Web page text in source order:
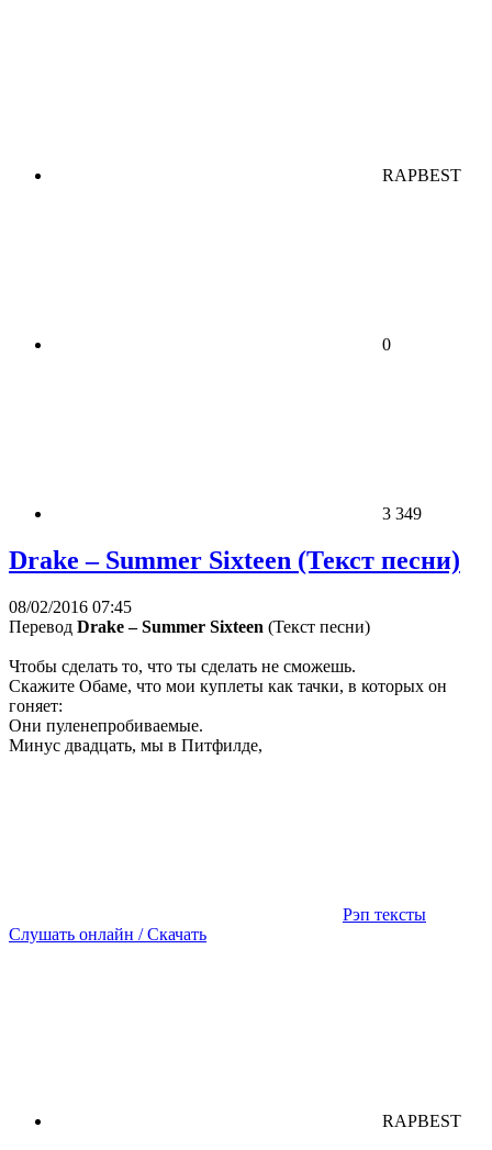
RAPBEST
0
3 349
Drake – Summer Sixteen (Текст песни)
08/02/2016 07:45
Перевод Drake – Summer Sixteen (Текст песни)
Чтобы сделать то, что ты сделать не сможешь.
Скажите Обаме, что мои куплеты как тачки, в которых он
гоняет:
Они пуленепробиваемые.
Минус двадцать, мы в Питфилде,
Рэп тексты
Слушать онлайн / Скачать
RAPBEST